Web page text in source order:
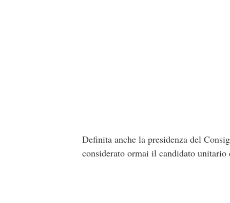
Definita anche la presidenza del
considerato ormai il candidato unitario